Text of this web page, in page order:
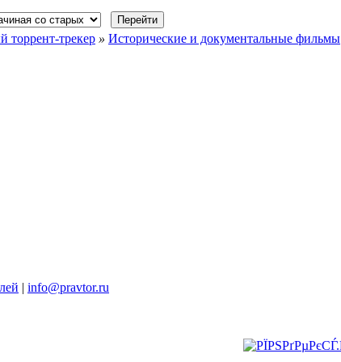
торрент-трекер » Исторические и документальные фильмы
| info@pravtor.ru